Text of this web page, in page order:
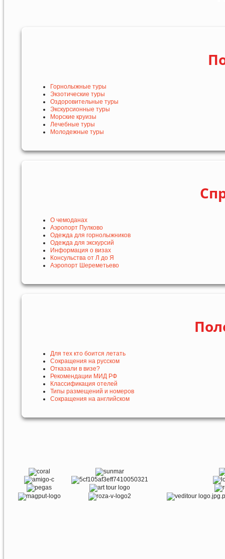
Горнолыжные туры
Экзотические туры
Оздоровительные туры
Экскурсионные туры
Морские круизы
Лечебные туры
Молодежные туры
О чемоданах
Аэропорт Пулково
Одежда для горнолыжников
Одежда для экскурсий
Информация о визах
Консульства от Л до Я
Аэропорт Шереметьево
Для тех кто боится летать
Сокращения на русском
Отказали в визе?
Рекомендации МИД РФ
Классификация отелей
Типы размещений и номеров
Сокращения на английском